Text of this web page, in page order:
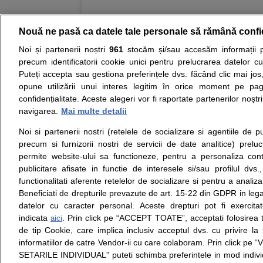
Vîncă, Medic primar chirurgie
Așchie, Medic primar chirurgie
Mihai Hrițcu, Medic
chirurgie generală,Bogdan
Matache, Medic primar chirurgie
toracică
Răzvan Dragoș
Gigi Dumitru Dolcan, Medic
toracică, Mihnea George
specialist chirurgie vasculară,Dr.
Corina
primar diabet zaharat, nutriție și
endocrinologie,Mirela Coman,
Andrada-Gabriela Dinculescu ,
Marian Anghel, Medic primar
Medic specialist gastroenterologie
Medic specialist hematologie,
primar hematologie,Elena
Farcaș, Medic specialist medicină
medicină internă și pneumologie,
Andreea-Cristina Costea, Medic
nefrologie
Ioan Bogdan
Medic specialist neurochirurgie
specialist neurologie, Virginia
Resurse: Autoevaluare simptome
Opiniile avizate ale medicilor, sfaturile si orice alte
nici diagnosticul stabilit in urma investigatiilor si
ii punem la dispozitie pentru programare in
Despre noi
Despre noi
Contact
Intrebari frecvente
Consultanti
medicali
Legal
Termeni si conditii
Politica de
confidentialitate
Politica de cookie
Modifica Setarile Cookie
© Copyright © 2005 - 2026
Nouă ne pasă ca datele tale personale să rămână
Noi și partenerii noștri 961stocăm și/sau accesăm informații
precum identificatorii cookie unici pentru prelucrarea datelor
Puteți accepta sau gestiona preferințele dvs. făcând clic mai
opune utilizării unui interes legitim în orice moment pe
confidențialitate. Aceste alegeri vor fi raportate partenerilor
navigarea.
Mai multe detalii
Noi si partenerii nostri (retelele de socializare si agentiile de
precum si furnizorii nostri de servicii de date analitice)
permite website-ului sa functioneze, pentru a personaliza
publicitare afisate in functie de interesele si/sau profilul
functionalitati aferente retelelor de socializare si pentru a
Beneficiati de drepturile prevazute de art. 15-22 din GDPR in
datelor cu caracter personal. Aceste drepturi pot fi
indicata aici. Prin click pe “ACCEPT TOATE”, acceptati folosirea
de tip Cookie, care implica inclusiv acceptul dvs. cu privire la
informatiilor de catre Vendor-ii cu care colaboram. Prin click pe
SETARILE INDIVIDUAL” puteti schimba preferintele in mod